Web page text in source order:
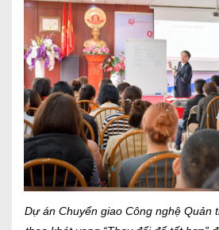
Dự án Chuyển giao Công nghệ Quản